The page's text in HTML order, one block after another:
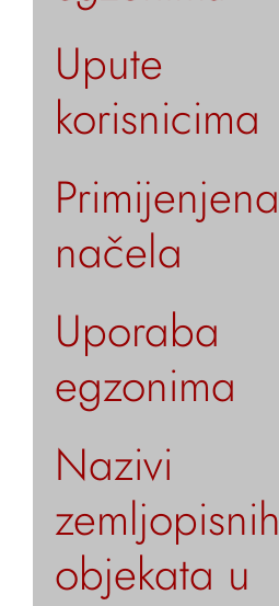
Upute
korisnicima
Primijenjena
načela
Uporaba
egzonima
Nazivi
zemljopisnih
objekata u